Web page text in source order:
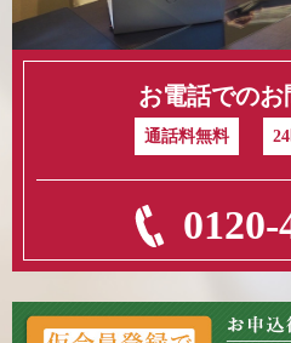
お電話での
通話料無料
0120-